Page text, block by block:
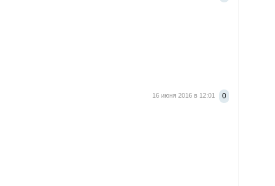
0
16 июня 2016 в 12:01